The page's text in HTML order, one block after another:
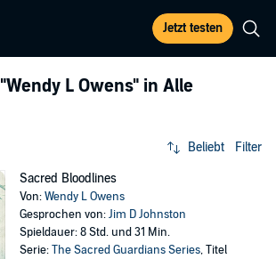
Jetzt testen
"Wendy L Owens" in Alle
Beliebt Filter
Sacred Bloodlines
Von:Wendy L Owens
Gesprochen von:Jim D Johnston
Spieldauer: 8 Std. und 31 Min.
Serie:The Sacred Guardians Series, Titel